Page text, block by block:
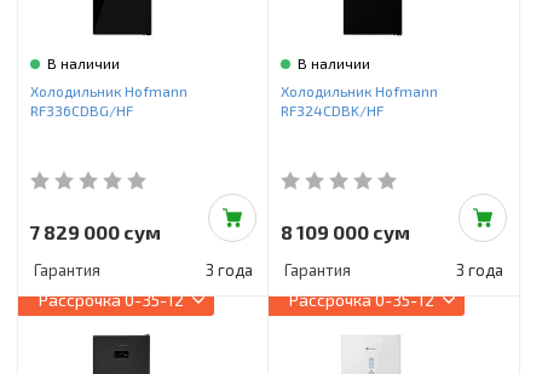
В наличии
Холодильник Hofmann
RF336CDBG/HF
7 829 000 сум
Гарантия 3 года
В наличии
Холодильник Hofmann
RF324CDBK/HF
8 109 000 сум
Гарантия 3 года
Рассрочка0-35-12 Рассрочка0-35-12